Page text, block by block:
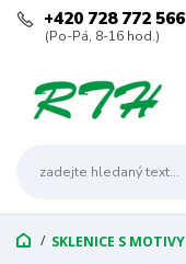
+420 728 772 566
(Po-Pá, 8-16 hod.)
SKLENICE S MOTIVY